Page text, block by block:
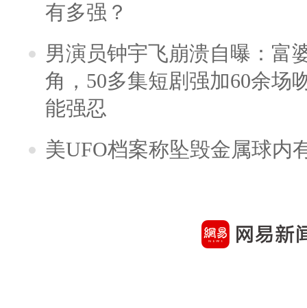
有多强？
男演员钟宇飞崩溃自曝：富
角，50多集短剧强加60余场
能强忍
美UFO档案称坠毁金属球内